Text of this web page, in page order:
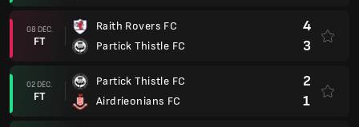
08 DÉC.
FT
Raith Rovers FC
Partick Thistle FC
4
3
02 DÉC.
FT
Partick Thistle FC
Airdrieonians FC
2
1